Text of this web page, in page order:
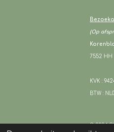
(Op
7552 HH
KVK :
BTW :